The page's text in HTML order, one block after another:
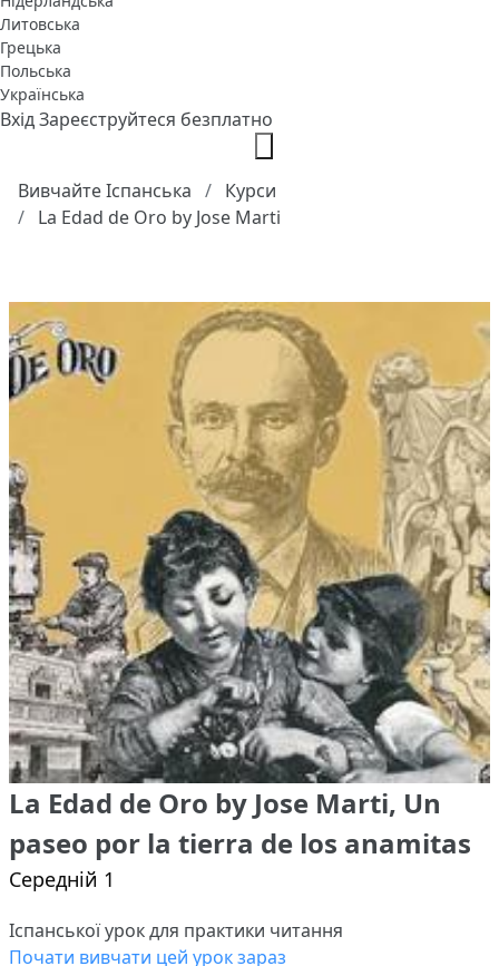
Литовська
Грецька
Польська
Українська
ВхідЗареєструйтеся безплатно
Вивчайте Іспанська
Курси
La Edad de Oro by Jose Marti
La Edad de Oro by Jose Marti, Un
paseo por la tierra de los anamitas
Середній 1
Іспанської урок для практики читання
Почати вивчати цей урок зараз